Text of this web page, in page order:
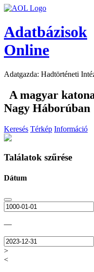
Adatbázisok
Online
Adatgazda: Hadtörténeti
A magyar
Nagy Háborúban
Keresés Térkép Információ
Találatok szűrése
Dátum
—
>
<